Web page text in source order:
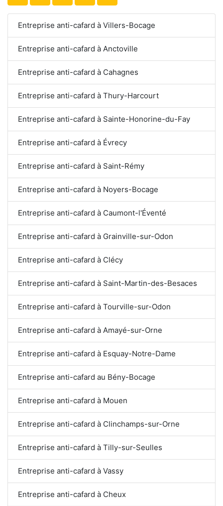
Entreprise anti-cafard à Villers-Bocage
Entreprise anti-cafard à Anctoville
Entreprise anti-cafard à Cahagnes
Entreprise anti-cafard à Thury-Harcourt
Entreprise anti-cafard à Sainte-Honorine-du-Fay
Entreprise anti-cafard à Évrecy
Entreprise anti-cafard à Saint-Rémy
Entreprise anti-cafard à Noyers-Bocage
Entreprise anti-cafard à Caumont-l'Éventé
Entreprise anti-cafard à Grainville-sur-Odon
Entreprise anti-cafard à Clécy
Entreprise anti-cafard à Saint-Martin-des-Besaces
Entreprise anti-cafard à Tourville-sur-Odon
Entreprise anti-cafard à Amayé-sur-Orne
Entreprise anti-cafard à Esquay-Notre-Dame
Entreprise anti-cafard au Bény-Bocage
Entreprise anti-cafard à Mouen
Entreprise anti-cafard à Clinchamps-sur-Orne
Entreprise anti-cafard à Tilly-sur-Seulles
Entreprise anti-cafard à Vassy
Entreprise anti-cafard à Cheux